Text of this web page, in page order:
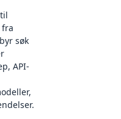
søk
API-